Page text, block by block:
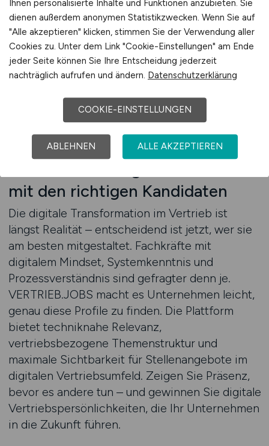
Vertriebsmitarbeiter entscheiden sich bewusst
für Arbeitgeber, die ihre digitale Agenda
sichtbar machen. Nutzen Sie diesen Anspruch
als Vorteil – mit VERTRIEB.JOBS als
strategischem Kanal für modernes Recruiting.
Zum Jobfinder
mit den richtigen Kandidaten
Die digitale Transformation im Vertrieb ist
längst Realität – entscheidend ist jetzt, wer sie
am besten mitgestaltet. Fachkräfte mit
digitalem Mindset, Systemkenntnis und
Prozessverständnis sind gefragter denn je.
VERTRIEB.JOBS macht es Unternehmen leicht,
genau diese Profile zu finden. Die Plattform
bietet techniknahe Relevanz,
vertriebsbezogene Themenstruktur und
maximale Sichtbarkeit für Stellenangebote im
digitalen Vertriebsumfeld. Zeigen Sie Präsenz,
bevor es andere tun – und gewinnen Sie digitale
Vertriebspersönlichkeiten, die Ihr Unternehmen
in die Zukunft führen.
Ihnen personalisierte Inhalte und Funktionen anzubieten. Sie
dienen außerdem anonymen Statistikzwecken. Wenn Sie auf
"Alle akzeptieren" klicken, stimmen Sie der Verwendung aller
Cookies zu. Unter dem Link "Cookie-Einstellungen" am Ende
jeder Seite können Sie Ihre Entscheidung jederzeit
nachträglich aufrufen und ändern. Datenschutzerklärung
COOKIE-EINSTELLUNGEN
ABLEHNEN ALLE AKZEPTIEREN